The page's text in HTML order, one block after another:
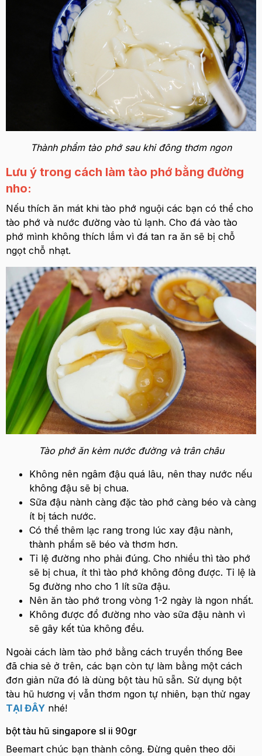
Thành phẩm tào phớ sau khi đông thơm ngon
Lưu ý trong cách làm tào phớ bằng đường
nho:
Nếu thích ăn mát khi tào phớ nguội các bạn có thể cho
tào phớ và nước đường vào tủ lạnh. Cho đá vào tào
phớ mình không thích lắm vì đá tan ra ăn sẽ bị chỗ
ngọt chỗ nhạt.
Tào phớ ăn kèm nước đường và trân châu
Không nên ngâm đậu quá lâu, nên thay nước nếu
không đậu sẽ bị chua.
Sữa đậu nành càng đặc tào phớ càng béo và càng
ít bị tách nước.
Có thể thêm lạc rang trong lúc xay đậu nành,
thành phẩm sẽ béo và thơm hơn.
Tỉ lệ đường nho phải đúng. Cho nhiều thì tào phớ
sẽ bị chua, ít thì tào phớ không đông được. Tỉ lệ là
5g đường nho cho 1 lít sữa đậu.
Nên ăn tào phớ trong vòng 1-2 ngày là ngon nhất.
Không được đổ đường nho vào sữa đậu nành vì
sẽ gây kết tủa không đều.
Ngoài cách làm tào phớ bằng cách truyền thống Bee
đã chia sẻ ở trên, các bạn còn tự làm bằng một cách
đơn giản nữa đó là dùng bột tàu hũ sẵn. Sử dụng bột
tàu hũ hương vị vẫn thơm ngon tự nhiên, bạn thử ngay
TẠI ĐÂY nhé!
bột tàu hũ singapore sl ii 90gr
Beemart chúc bạn thành công. Đừng quên theo dõi